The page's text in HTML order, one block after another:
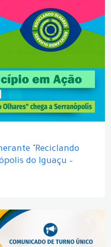
"Reciclando
do Iguaçu –